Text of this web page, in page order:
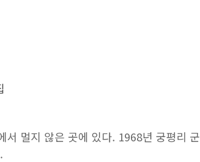
서 멀지 않은 곳에 있다. 1968년 궁평리